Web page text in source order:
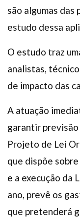
são algumas das
estudo dessa
O estudo traz
analistas,
de impacto das
A atuação
garantir
Projeto de Lei
que dispõe
e a execução da
ano, prevê os
que pretenderá